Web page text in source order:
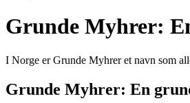
Grunde Myhrer:
I Norge er Grunde Myhrer et navn som
Grunde Myhrer: En